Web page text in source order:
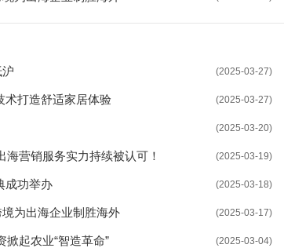
(2025-03-27)
(2025-03-27)
术打造舒适家居体验
(2025-03-20)
(2025-03-19)
营销服务实力持续被认可！
(2025-03-18)
成功举办
(2025-03-17)
为出海企业制胜海外
(2025-03-04)
起农业“智造革命”